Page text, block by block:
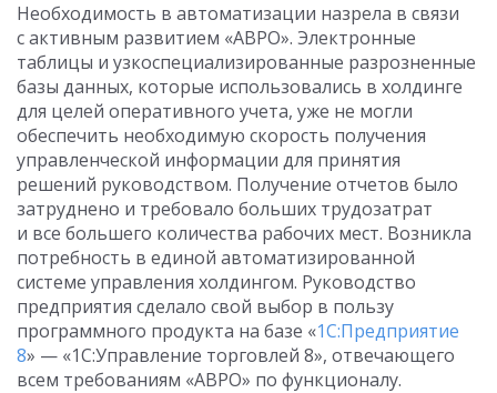
Необходимость в автоматизации назрела в связи
с активным развитием «АВРО». Электронные
таблицы и узкоспециализированные разрозненные
базы данных, которые использовались в холдинге
для целей оперативного учета, уже не могли
обеспечить необходимую скорость получения
управленческой информации для принятия
решений руководством. Получение отчетов было
затруднено и требовало больших трудозатрат
и все большего количества рабочих мест. Возникла
потребность в единой автоматизированной
системе управления холдингом. Руководство
предприятия сделало свой выбор в пользу
программного продукта на базе «1С:Предприятие
8» — «1С:Управление торговлей 8», отвечающего
всем требованиям «АВРО» по функционалу.